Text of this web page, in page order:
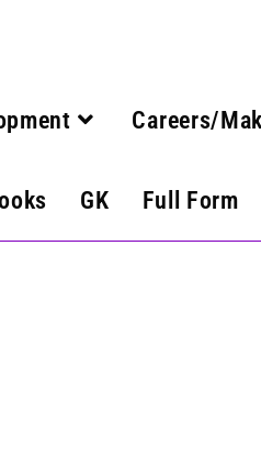
Careers/
GK Full Form